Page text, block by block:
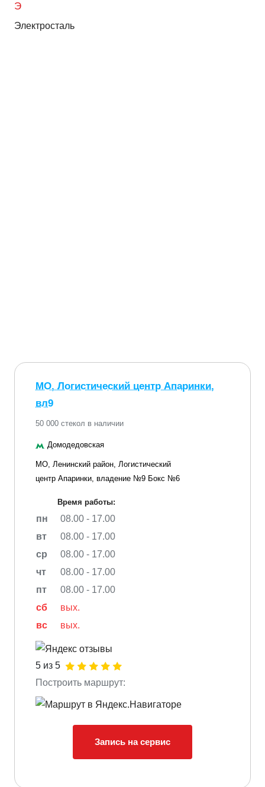
Э
Электросталь
МО, Логистический центр Апаринки,
вл9
50 000 стекол в наличии
Домодедовская
МО, Ленинский район, Логистический
центр Апаринки, владение №9 Бокс №6
Время работы:
пн
08.00 - 17.00
вт
08.00 - 17.00
ср
08.00 - 17.00
чт
08.00 - 17.00
пт
08.00 - 17.00
сб
вых.
вс
вых.
5 из 5
Построить маршрут:
Запись на сервис